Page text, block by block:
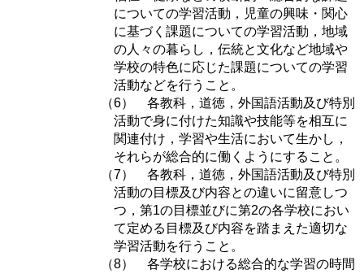
についての学習活動，児童の興味・関心
に基づく課題についての学習活動，地域
の人々の暮らし，伝統と文化など地域や
学校の特色に応じた課題についての学習
活動などを行うこと。
（6） 各教科，道徳，外国語活動及び特別
活動で身に付けた知識や技能等を相互に
関連付け，学習や生活において生かし，
それらが総合的に働くようにすること。
（7） 各教科，道徳，外国語活動及び特別
活動の目標及び内容との違いに留意しつ
つ，第1の目標並びに第2の各学校におい
て定める目標及び内容を踏まえた適切な
学習活動を行うこと。
（8） 各学校における総合的な学習の時間